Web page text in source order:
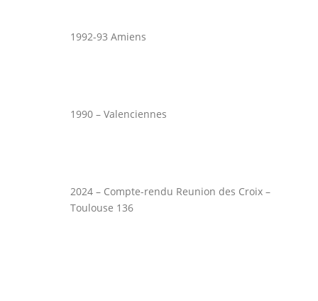
1992-93 Amiens
1990 – Valenciennes
2024 – Compte-rendu Reunion des Croix –
Toulouse 136